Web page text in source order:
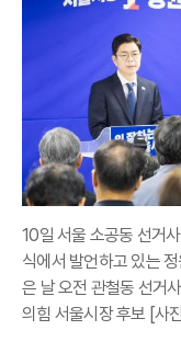
10일 서울 소공동 선거
식에서 발언하고 있는
은 날 오전 관철동 선거
의힘 서울시장 후보 [사